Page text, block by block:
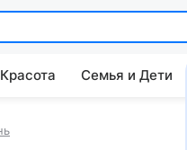
Красота Семья и Дети